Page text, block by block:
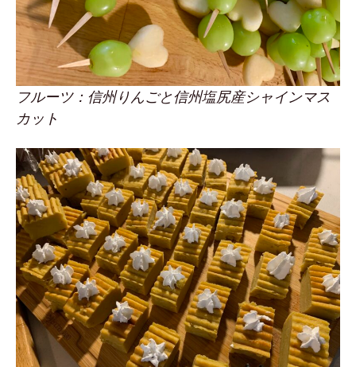
フルーツ：信州りんごと信州塩尻産シャインマス
カット